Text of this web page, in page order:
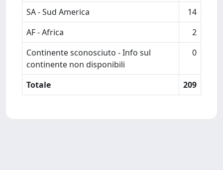
SA - Sud America
14
AF - Africa
2
Continente sconosciuto - Info sul
continente non disponibili
0
Totale 209